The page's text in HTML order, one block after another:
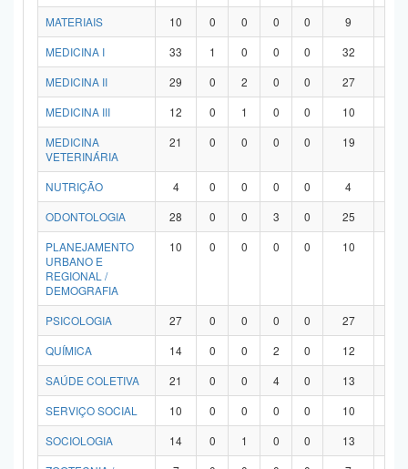
MATERIAIS 10 0 0 0 0 9
MEDICINA I
33 1 0 0 0 32
MEDICINA II
29 0 2 0 0 27
MEDICINA III
12 0 1 0 0 10
MEDICINA
VETERINÁRIA
21 0 0 0 0 19
NUTRIÇÃO 4 0 0 0 0 4
ODONTOLOGIA
28 0 0 3 0 25
PLANEJAMENTO
URBANO E
REGIONAL /
DEMOGRAFIA
10 0 0 0 0 10
PSICOLOGIA 27 0 0 0 0 27
QUÍMICA
14 0 0 2 0 12
SAÚDE COLETIVA
21 0 0 4 0 13
SERVIÇO SOCIAL
10 0 0 0 0 10
SOCIOLOGIA
14 0 1 0 0 13